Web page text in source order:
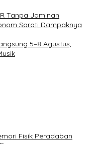
Tanpa Jaminan
Soroti Dampaknya
5–8 Agustus,
Fisik Peradaban